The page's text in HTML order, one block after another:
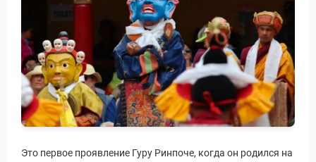
Это первое проявление Гуру Ринпоче, когда он родился на